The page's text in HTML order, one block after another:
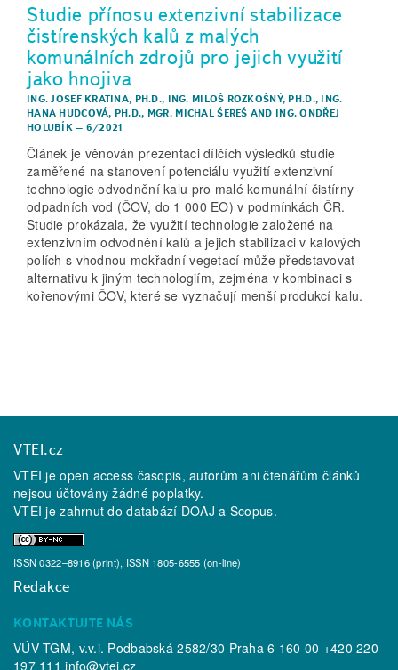
Studie přínosu extenzivní stabilizace
čistírenských kalů z malých
komunálních zdrojů pro jejich využití
jako hnojiva
ING. JOSEF KRATINA, PH.D., ING. MILOŠ ROZKOŠNÝ, PH.D., ING.
HANA HUDCOVÁ, PH.D., MGR. MICHAL ŠEREŠ AND ING. ONDŘEJ
HOLUBÍK– 6/2021
Článek je věnován prezentaci dílčích výsledků studie
zaměřené na stanovení potenciálu využití extenzivní
technologie odvodnění kalu pro malé komunální čistírny
odpadních vod (ČOV, do 1 000 EO) v podmínkách ČR.
Studie prokázala, že využití technologie založené na
extenzivním odvodnění kalů a jejich stabilizaci v kalových
polích s vhodnou mokřadní vegetací může představovat
alternativu k jiným technologiím, zejména v kombinaci s
kořenovými ČOV, které se vyznačují menší produkcí kalu.
VTEI.cz
VTEI je open access časopis, autorům ani čtenářům článků
nejsou účtovány žádné poplatky.
VTEI je zahrnut do databází DOAJ a Scopus.
ISSN 0322–8916 (print), ISSN 1805-6555 (on-line)
Redakce
KONTAKTUJTE NÁS
VÚV TGM, v.v.i. Podbabská 2582/30 Praha 6 160 00 +420 220
197 111info@vtei.cz